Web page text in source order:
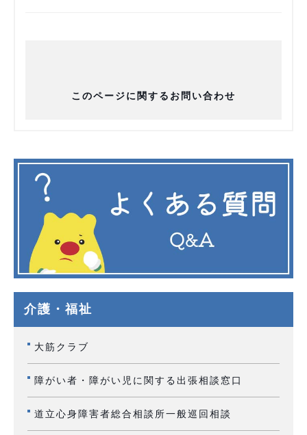
このページに関するお問い合わせ
介護・福祉
大筋クラブ
障がい者・障がい児に関する出張相談窓口
道立心身障害者総合相談所一般巡回相談